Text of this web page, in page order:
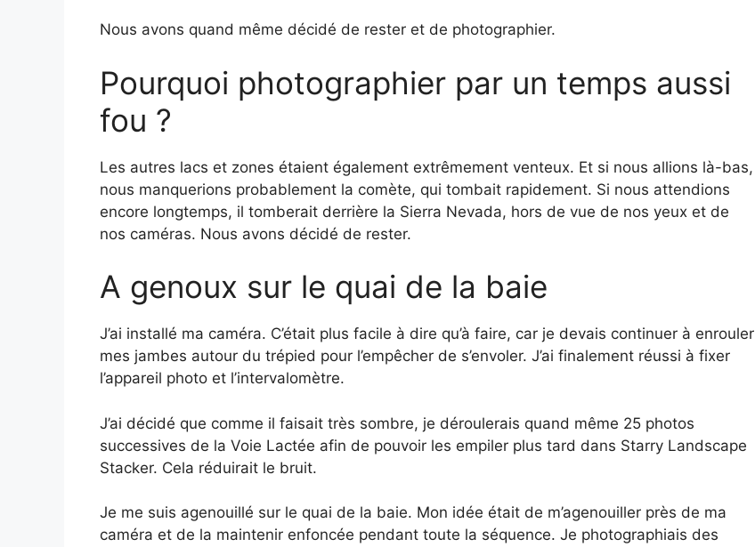
Nous avons quand même décidé de rester et de photographier.
Pourquoi photographier par un temps aussi
fou ?
Les autres lacs et zones étaient également extrêmement venteux. Et si nous allions là-bas,
nous manquerions probablement la comète, qui tombait rapidement. Si nous attendions
encore longtemps, il tomberait derrière la Sierra Nevada, hors de vue de nos yeux et de
nos caméras. Nous avons décidé de rester.
A genoux sur le quai de la baie
J’ai installé ma caméra. C’était plus facile à dire qu’à faire, car je devais continuer à enrouler
mes jambes autour du trépied pour l’empêcher de s’envoler. J’ai finalement réussi à fixer
l’appareil photo et l’intervalomètre.
J’ai décidé que comme il faisait très sombre, je déroulerais quand même 25 photos
successives de la Voie Lactée afin de pouvoir les empiler plus tard dans Starry Landscape
Stacker. Cela réduirait le bruit.
Je me suis agenouillé sur le quai de la baie. Mon idée était de m’agenouiller près de ma
caméra et de la maintenir enfoncée pendant toute la séquence. Je photographiais des